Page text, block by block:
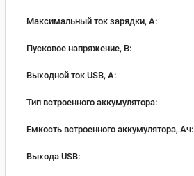
Максимальный ток зарядки, А:
Пусковое напряжение, В:
Выходной ток USB, А:
Тип встроенного аккумулятора:
Емкость встроенного аккумулятора, Ач:
Выхода USB: